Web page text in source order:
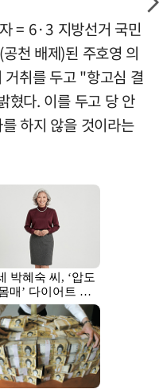
= 6·3 지방선거 국민
천 배제)된 주호영 의
취를 두고 "항고심 결
혔다. 이를 두고 당 안
하지 않을 것이라는